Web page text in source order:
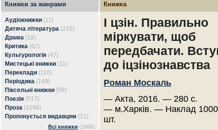
Книжки за жанрами
Аудіокнижки (11)
Дитяча література (215)
Драма (18)
Критика (62)
Культурологія (47)
Мистецькі книжки (11)
Переклади (116)
Періодика (149)
Піксельні книжки (56)
Поезія (517)
Проза (1098)
Пропонується видавцям (21)
Всі книжки (1660)
Книжка
І цзін. Правильно
міркувати, щоб
передбачати.
до іцзінознавства
Роман Москаль
— Акта, 2016. — 280 с.
— м.Харків. — Наклад 1000
шт.